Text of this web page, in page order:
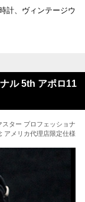
計、ヴィンテージウ
ル 5th アポロ11
ター プロフェッショナ
アメリカ代理店限定仕様